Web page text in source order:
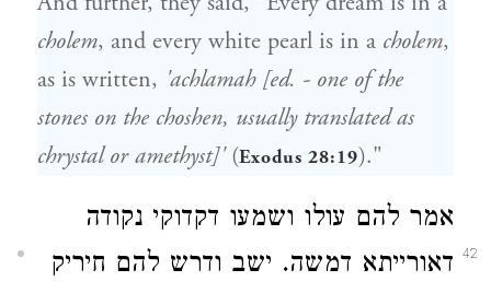
cholem, and every white pearl is in a cholem,
as is written, 'achlamah [ed. - one of the
stones on the choshen, usually translated as
chrystal or amethyst]'(Exodus 28:19)."
42
אמר להם עולו ושמעו דקדוקי נקודה
דאורייתא דמשה. ישב ודרש להם חיריק